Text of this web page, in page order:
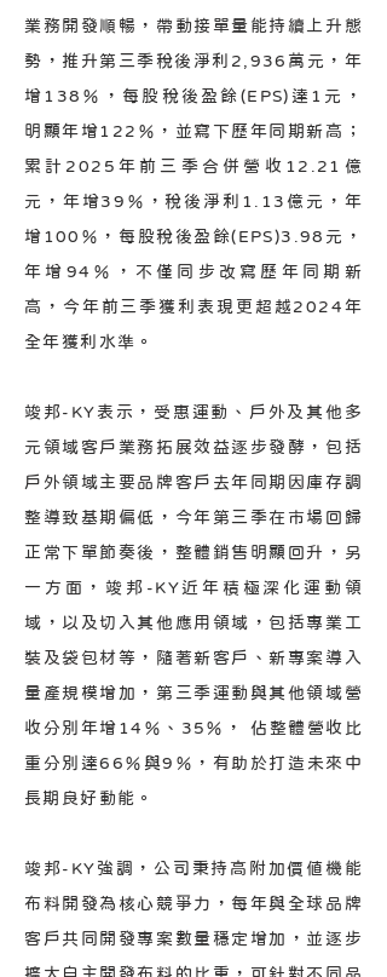
業務開發順暢，帶動接單量能持續上升態
勢，推升第三季稅後淨利2,936萬元，年
增138％，每股稅後盈餘(EPS)達1元，
明顯年增122％，並寫下歷年同期新高；
累計2025年前三季合併營收12.21億
元，年增39％，稅後淨利1.13億元，年
增100％，每股稅後盈餘(EPS)3.98元，
年增94％，不僅同步改寫歷年同期新
高，今年前三季獲利表現更超越2024年
全年獲利水準。
竣邦-KY表示，受惠運動、戶外及其他多
元領域客戶業務拓展效益逐步發酵，包括
戶外領域主要品牌客戶去年同期因庫存調
整導致基期偏低，今年第三季在市場回歸
正常下單節奏後，整體銷售明顯回升，另
一方面，竣邦-KY近年積極深化運動領
域，以及切入其他應用領域，包括專業工
裝及袋包材等，隨著新客戶、新專案導入
量產規模增加，第三季運動與其他領域營
收分別年增14％、35％， 佔整體營收比
重分別達66％與9％，有助於打造未來中
長期良好動能。
竣邦-KY強調，公司秉持高附加價值機能
布料開發為核心競爭力，每年與全球品牌
客戶共同開發專案數量穩定增加，並逐步
擴大自主開發布料的比重，可針對不同品